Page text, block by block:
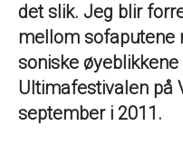
det slik. Jeg blir
mellom sofaputene
soniske
Ultimafestivalen på
september i 2011.